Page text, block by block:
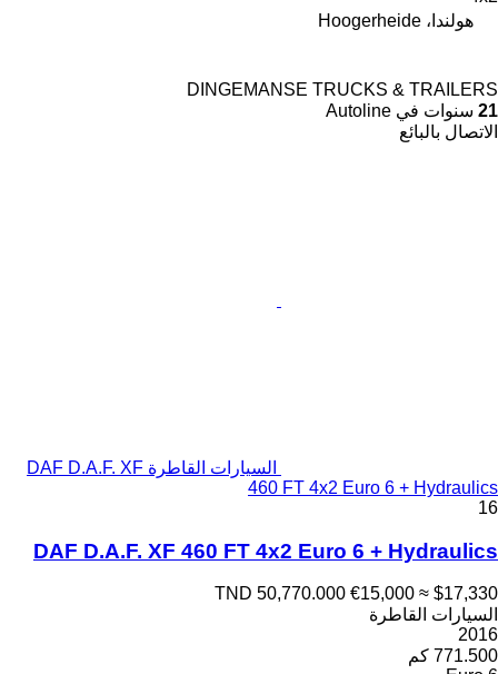
هولندا، Hoogerheide
DINGEMANSE TRUCKS & TRAILERS
21 سنوات في Autoline
الاتصال بالبائع
السيارات القاطرة DAF D.A.F. XF
460 FT 4x2 Euro 6 + Hydraulics
16
DAF D.A.F. XF 460 FT 4x2 Euro 6 + Hydraulics
TND 50,770.000 €15,000 ≈ $17,330
السيارات القاطرة
2016
771.500 كم